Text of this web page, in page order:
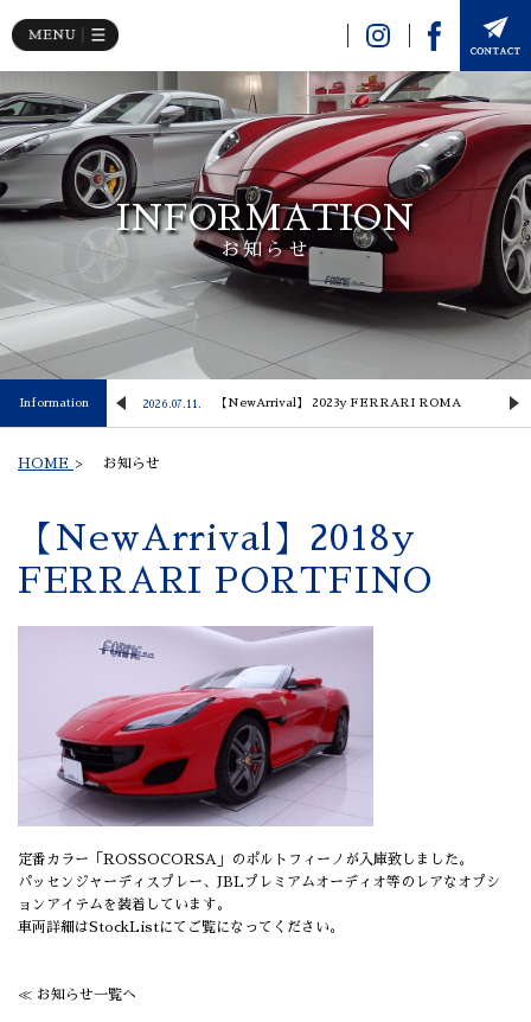
INFORMATION
お知らせ
Information
Lusso 2026.07.11. 【NewArrival】 2023y FERRARI ROMA
HOME > お知らせ
【NewArrival】2018y
FERRARI PORTFINO
定番カラー「ROSSOCORSA」のポルトフィーノが入庫致しました。
パッセンジャーディスプレー、JBLプレミアムオーディオ等のレアなオプシ
ョンアイテムを装着しています。
車両詳細はStockListにてご覧になってください。
≪ お知らせ一覧へ